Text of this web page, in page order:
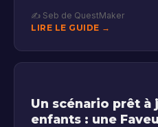
✍️ Seb de QuestMaker
LIRE LE GUIDE →
Un scénario prêt à
enfants : une